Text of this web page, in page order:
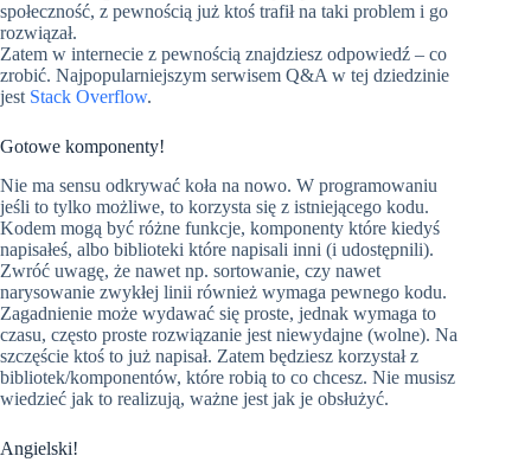
społeczność, z pewnością już ktoś trafił na taki problem i go
rozwiązał.
Zatem w internecie z pewnością znajdziesz odpowiedź – co
zrobić. Najpopularniejszym serwisem Q&A w tej dziedzinie
jest Stack Overflow.
Gotowe komponenty!
Nie ma sensu odkrywać koła na nowo. W programowaniu
jeśli to tylko możliwe, to korzysta się z istniejącego kodu.
Kodem mogą być różne funkcje, komponenty które kiedyś
napisałeś, albo biblioteki które napisali inni (i udostępnili).
Zwróć uwagę, że nawet np. sortowanie, czy nawet
narysowanie zwykłej linii również wymaga pewnego kodu.
Zagadnienie może wydawać się proste, jednak wymaga to
czasu, często proste rozwiązanie jest niewydajne (wolne). Na
szczęście ktoś to już napisał. Zatem będziesz korzystał z
bibliotek/komponentów, które robią to co chcesz. Nie musisz
wiedzieć jak to realizują, ważne jest jak je obsłużyć.
Angielski!